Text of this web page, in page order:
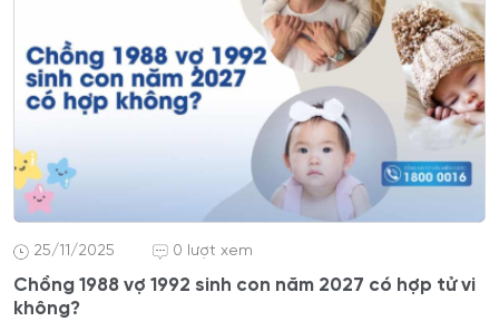
25/11/2025 0 lượt xem
Chồng 1988 vợ 1992 sinh con năm 2027 có hợp tử vi
không?